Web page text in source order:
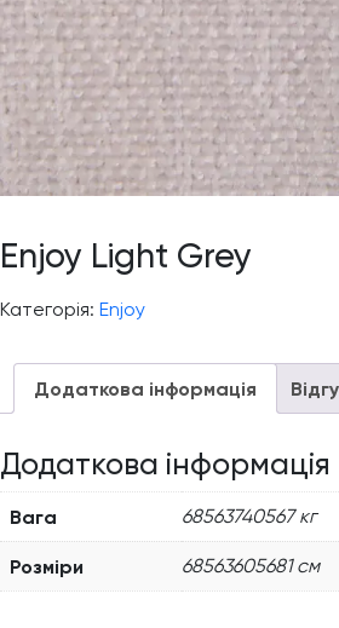
Enjoy Light Grey
Категорія: Enjoy
Додаткова інформація
Додаткова інформація
Вага 68563740567 кг
Розміри 68563605681 см